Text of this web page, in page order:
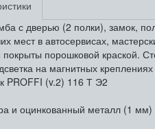
с дверью (2 полки), замок,
мест в автосервисах,
покрыты порошковой
на магнитных
PROFFI (v.2) 116 Т Э2
и оцинкованный металл (1 мм)